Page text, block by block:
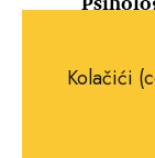
Uvjeti
Kolačići